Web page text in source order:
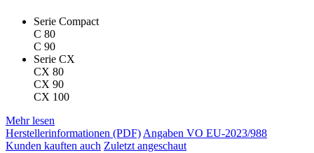
Serie Compact
C 80
C 90
Serie CX
CX 80
CX 90
CX 100
Mehr lesen
Herstellerinformationen (PDF)Angaben VO EU-2023/988
Kunden kauften auch Zuletzt angeschaut